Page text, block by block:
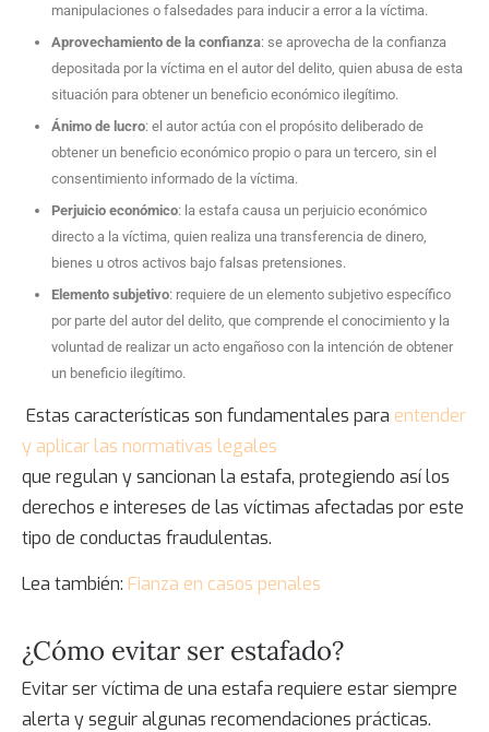
manipulaciones o falsedades para inducir a error a la víctima.
Aprovechamiento de la confianza: se aprovecha de la confianza
depositada por la víctima en el autor del delito, quien abusa de esta
situación para obtener un beneficio económico ilegítimo.
Ánimo de lucro: el autor actúa con el propósito deliberado de
obtener un beneficio económico propio o para un tercero, sin el
consentimiento informado de la víctima.
Perjuicio económico: la estafa causa un perjuicio económico
directo a la víctima, quien realiza una transferencia de dinero,
bienes u otros activos bajo falsas pretensiones.
Elemento subjetivo: requiere de un elemento subjetivo específico
por parte del autor del delito, que comprende el conocimiento y la
voluntad de realizar un acto engañoso con la intención de obtener
un beneficio ilegítimo.
Estas características son fundamentales para entender
y aplicar las normativas legales
que regulan y sancionan la estafa, protegiendo así los
derechos e intereses de las víctimas afectadas por este
tipo de conductas fraudulentas.
Lea también: Fianza en casos penales
¿Cómo evitar ser estafado?
Evitar ser víctima de una estafa requiere estar siempre
alerta y seguir algunas recomendaciones prácticas.